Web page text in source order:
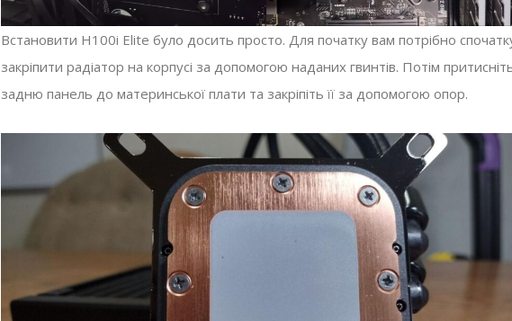
Встановити H100i Elite було досить просто. Для початку вам потрібно
закріпити радіатор на корпусі за допомогою наданих гвинтів. Потім
задню панель до материнської плати та закріпіть її за допомогою опор.